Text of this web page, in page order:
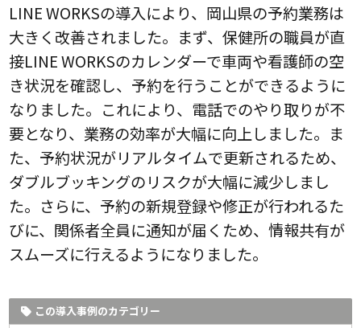
LINE WORKSの導入により、岡山県の予約業務は
大きく改善されました。まず、保健所の職員が直
接LINE WORKSのカレンダーで車両や看護師の空
き状況を確認し、予約を行うことができるように
なりました。これにより、電話でのやり取りが不
要となり、業務の効率が大幅に向上しました。ま
た、予約状況がリアルタイムで更新されるため、
ダブルブッキングのリスクが大幅に減少しまし
た。さらに、予約の新規登録や修正が行われるた
びに、関係者全員に通知が届くため、情報共有が
スムーズに行えるようになりました。
この導入事例のカテゴリー